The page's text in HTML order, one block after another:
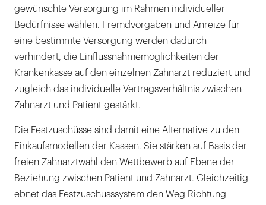
gewünschte Versorgung im Rahmen individueller
Bedürfnisse wählen. Fremdvorgaben und Anreize für
eine bestimmte Versorgung werden dadurch
verhindert, die Einflussnahmemöglichkeiten der
Krankenkasse auf den einzelnen Zahnarzt reduziert und
zugleich das individuelle Vertragsverhältnis zwischen
Zahnarzt und Patient gestärkt.
Die Festzuschüsse sind damit eine Alternative zu den
Einkaufsmodellen der Kassen. Sie stärken auf Basis der
freien Zahnarztwahl den Wettbewerb auf Ebene der
Beziehung zwischen Patient und Zahnarzt. Gleichzeitig
ebnet das Festzuschusssystem den Weg Richtung